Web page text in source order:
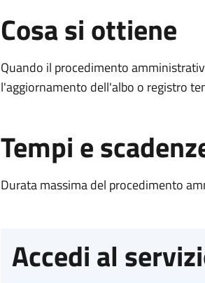
Cosa si ottiene
Quando il procedimento
l'aggiornamento dell'albo o registro
Tempi e
Durata massima del procedimento
Accedi al